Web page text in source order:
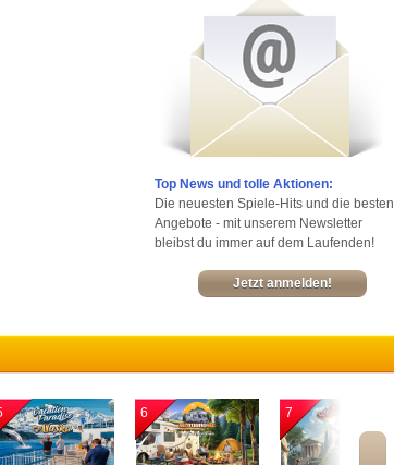
Top News und tolle Aktionen:
Die neuesten Spiele-Hits und die besten
Angebote - mit unserem Newsletter
bleibst du immer auf dem Laufenden!
Jetzt anmelden!
6 7